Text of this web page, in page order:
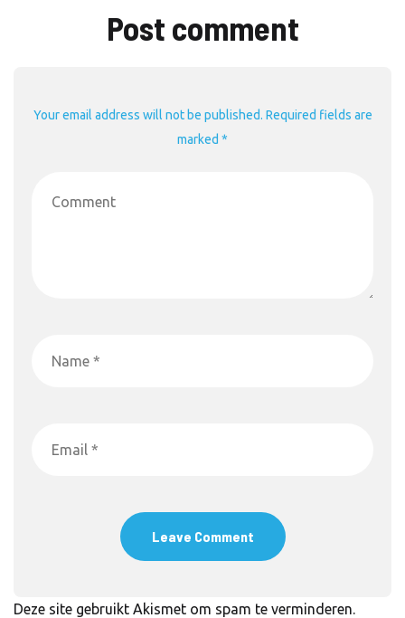
Post comment
Your email address will not be published. Required fields are
marked *
Deze site gebruikt Akismet om spam te verminderen.